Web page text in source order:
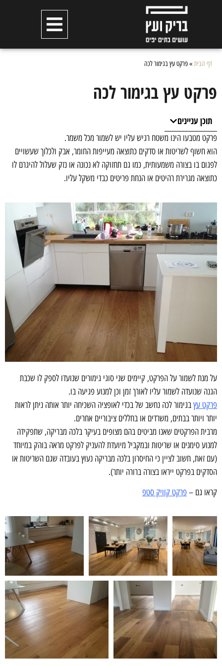
דף הבית»פרקט עץ בגימור לכה
פרקט עץ בגימור לכה
תוכן עניינים
פרקט מטבעו הינו משטח רגיש עליו יש לשמור מכל משמר.
הוא חשוף לשריטות או סדקים כתוצאה מעייפות החומר, אבק ולכלוך שעשויים
לפגום בו בצורה משמעותית, כמו גם תחזוקה לא נכונה או נזק שעלול להיגרם לו
כתוצאה מגרירת רהיטים או הנחת פריטים כבדי משקל עליו.
על מנת לשמור על הפרקט, קיימים שני סוגי גימורים שנועדו לספק לו שכבת
הגנה שנועדה לשמור עליו לאורך זמן וכן למנוע פגיעה בו.
פרקט עץבגימור לכה נחשב של בכדי לאופציה השכיחה יותר אותה ניתן לראות
יותר ויותר בבתים, משרדים או בחללים ציבוריים אחרים.
מרבית הפרקטים שאנו מביטים בהם מצופים בעיקר בלכה מבריקה, שתפקידה
למנוע סימנים או שריטות ובמקביל מיועדת להעניק לפרקט מראה בוהק במיוחד
(עם זאת, חשוב לציין כי החיסרון בלכה מבריקה נעוץ בעובדה שגם השריטות או
הסדקים בפרקט ייראו בצורה ברורה יותר).
קראו גם –פרקט קוויק סטפ